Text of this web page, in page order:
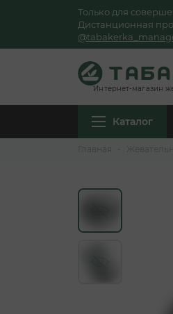
Только для
Дистанционная
Интернет-магазин
Каталог